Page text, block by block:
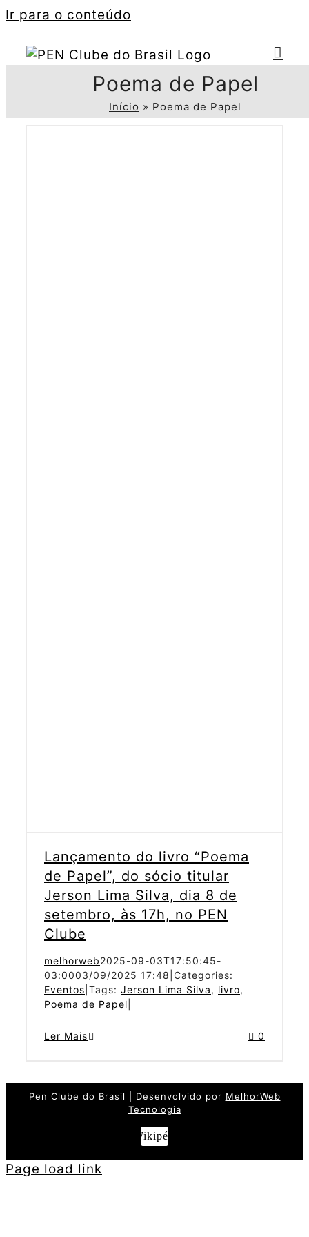
Ir para o conteúdo
Poema de Papel
Início » Poema de Papel
Lançamento do livro “Poema
de Papel”, do sócio titular
Jerson Lima Silva, dia 8 de
setembro, às 17h, no PEN
Clube
melhorweb2025-09-03T17:50:45-
03:0003/09/2025 17:48 Categories:
Eventos Tags: Jerson Lima Silva, livro,
Poema de Papel
Ler Mais 0
Pen Clube do Brasil | Desenvolvido por MelhorWeb
Tecnologia
Wikipédia
Page load link